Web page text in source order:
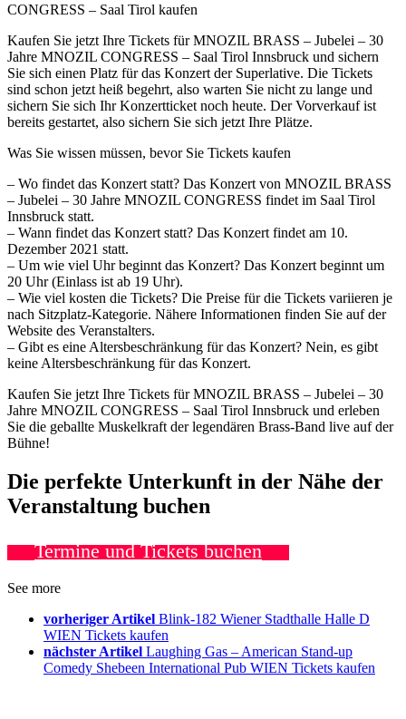
CONGRESS – Saal Tirol kaufen
Kaufen Sie jetzt Ihre Tickets für MNOZIL BRASS – Jubelei – 30
Jahre MNOZIL CONGRESS – Saal Tirol Innsbruck und sichern
Sie sich einen Platz für das Konzert der Superlative. Die Tickets
sind schon jetzt heiß begehrt, also warten Sie nicht zu lange und
sichern Sie sich Ihr Konzertticket noch heute. Der Vorverkauf ist
bereits gestartet, also sichern Sie sich jetzt Ihre Plätze.
Was Sie wissen müssen, bevor Sie Tickets kaufen
– Wo findet das Konzert statt? Das Konzert von MNOZIL BRASS
– Jubelei – 30 Jahre MNOZIL CONGRESS findet im Saal Tirol
Innsbruck statt.
– Wann findet das Konzert statt? Das Konzert findet am 10.
Dezember 2021 statt.
– Um wie viel Uhr beginnt das Konzert? Das Konzert beginnt um
20 Uhr (Einlass ist ab 19 Uhr).
– Wie viel kosten die Tickets? Die Preise für die Tickets variieren je
nach Sitzplatz-Kategorie. Nähere Informationen finden Sie auf der
Website des Veranstalters.
– Gibt es eine Altersbeschränkung für das Konzert? Nein, es gibt
keine Altersbeschränkung für das Konzert.
Kaufen Sie jetzt Ihre Tickets für MNOZIL BRASS – Jubelei – 30
Jahre MNOZIL CONGRESS – Saal Tirol Innsbruck und erleben
Sie die geballte Muskelkraft der legendären Brass-Band live auf der
Bühne!
Die perfekte Unterkunft in der Nähe der
Veranstaltung buchen
Termine und Tickets buchen
See more
vorheriger Artikel Blink-182 Wiener Stadthalle Halle D
WIEN Tickets kaufen
nächster Artikel Laughing Gas – American Stand-up
Comedy Shebeen International Pub WIEN Tickets kaufen